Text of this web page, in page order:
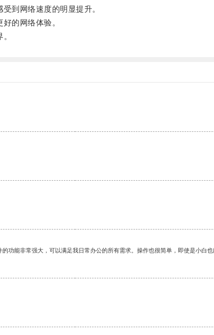
到网络速度的明显提升。
的网络体验。
功能非常强大，可以满足我日常办公的所有需求。操作也很简单，即使是小白也